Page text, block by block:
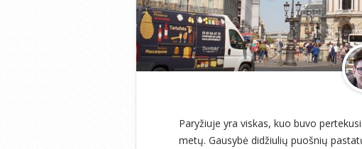
Paryžiuje yra viskas, kuo buvo
metų. Gausybė didžiulių puošnių